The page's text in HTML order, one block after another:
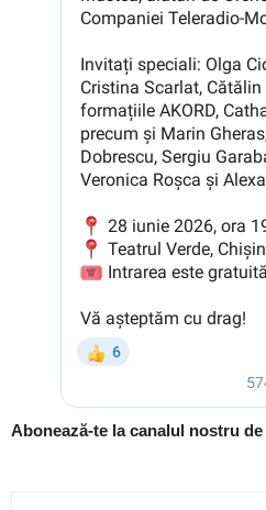
Abonează-te la canalul nostru de